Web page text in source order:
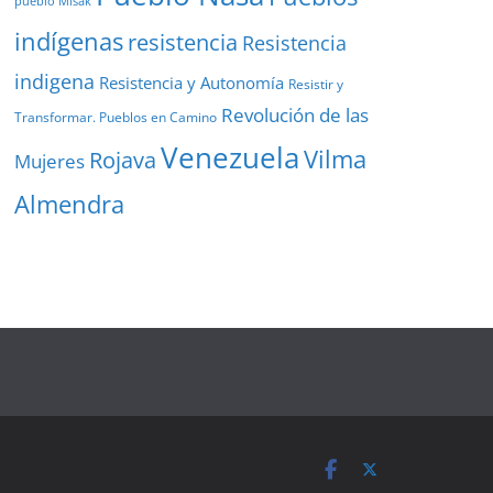
indígenasresistencia Resistencia
indigena Resistencia y Autonomía Resistir y
Transformar. Pueblos en Camino Revolución de las
Mujeres RojavaVenezuelaVilma
Almendra